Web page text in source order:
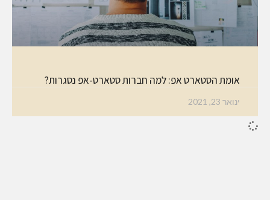
אומת הסטארט אפ: למה חברות סטארט-אפ נסגרות?
ינואר 23, 2021